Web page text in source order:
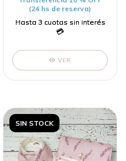
(24 hs de reserva)
VER
SIN STOCK